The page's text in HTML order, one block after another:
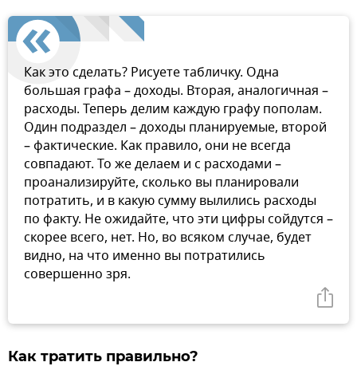
Как это сделать? Рисуете табличку. Одна
большая графа – доходы. Вторая, аналогичная –
расходы. Теперь делим каждую графу пополам.
Один подраздел – доходы планируемые, второй
– фактические. Как правило, они не всегда
совпадают. То же делаем и с расходами –
проанализируйте, сколько вы планировали
потратить, и в какую сумму вылились расходы
по факту. Не ожидайте, что эти цифры сойдутся –
скорее всего, нет. Но, во всяком случае, будет
видно, на что именно вы потратились
совершенно зря.
Как тратить правильно?